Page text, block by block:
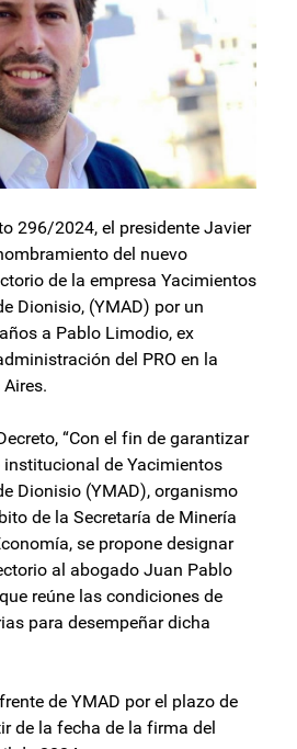
296/2024, el presidente Javier
del nuevo
de la empresa Yacimientos
Dionisio, (YMAD) por un
a Pablo Limodio, ex
del PRO en la
“Con el fin de garantizar
de Yacimientos
Dionisio (YMAD), organismo
de la Secretaría de Minería
se propone designar
al abogado Juan Pablo
reúne las condiciones de
para desempeñar dicha
de YMAD por el plazo de
de la fecha de la firma del